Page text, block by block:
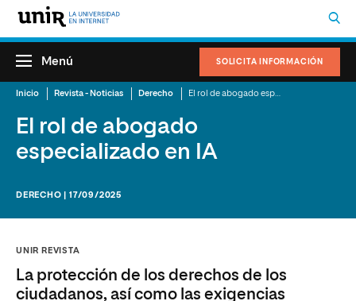
SOLICITA INFORMACIÓN
Menú
Inicio Revista - Noticias Derecho
El rol de abogado
especializado en IA
DERECHO | 17/09/2025
UNIR REVISTA
La protección de los derechos de los
ciudadanos, así como las exigencias